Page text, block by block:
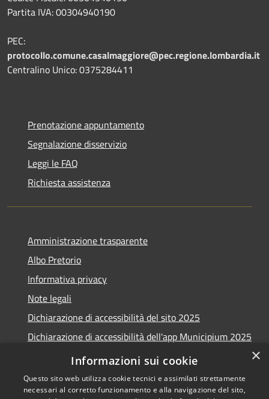
Partita IVA: 00304940190
PEC:
protocollo.comune.casalmaggiore@pec.regione.lombardia.it
Centralino Unico: 0375284411
Prenotazione appuntamento
Segnalazione disservizio
Leggi le FAQ
Richiesta assistenza
Amministrazione trasparente
Albo Pretorio
Informativa privacy
Note legali
Dichiarazione di accessibilità del sito 2025
Dichiarazione di accessibilità dell'app Municipium 2025
Obiettivi accessibilità 2025
×
Informazioni sui cookie
Questo sito web utilizza cookie tecnici e assimilati strettamente
necessari al corretto funzionamento e alla navigazione del sito,